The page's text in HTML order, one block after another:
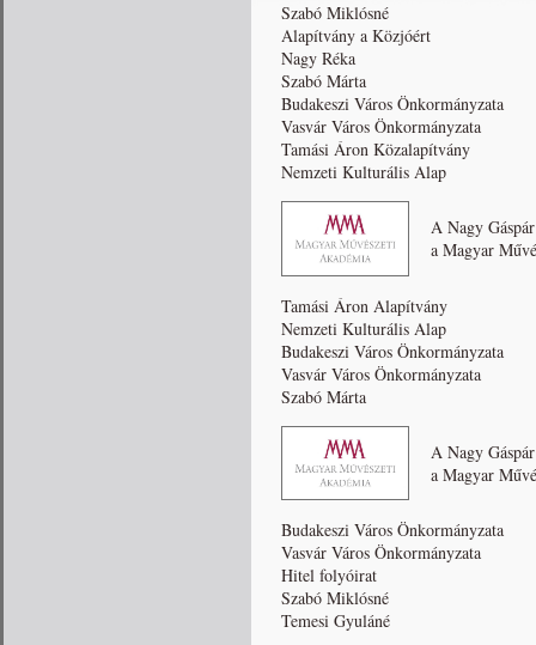
Szabó Miklósné
Alapítvány a Közjóért
Nagy Réka
Szabó Márta
Budakeszi Város Önkormányzata
Vasvár Város Önkormányzata
Tamási Áron Közalapítvány
Nemzeti Kulturális Alap
A Nagy
a Magyar
Tamási Áron Alapítvány
Nemzeti Kulturális Alap
Budakeszi Város Önkormányzata
Vasvár Város Önkormányzata
Szabó Márta
A Nagy
a Magyar
Budakeszi Város Önkormányzata
Vasvár Város Önkormányzata
Hitel folyóirat
Szabó Miklósné
Temesi Gyuláné